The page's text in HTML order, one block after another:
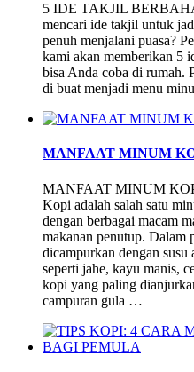
5 IDE TAKJIL
mencari ide takjil untuk
penuh menjalani puasa?
kami akan memberikan 5
bisa Anda coba di rumah.
di buat menjadi menu
MANFAAT MINUM
MANFAAT MINUM
Kopi adalah salah satu
dengan berbagai macam
makanan penutup. Dalam
dicampurkan dengan susu
seperti jahe, kayu manis,
kopi yang paling
campuran gula …